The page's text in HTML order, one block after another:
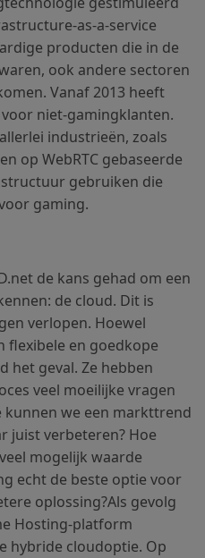
as-a-service
producten die in de
ook andere sectoren
Vanaf 2013 heeft
niet-gamingklanten.
industrieën, zoals
op WebRTC gebaseerde
gebruiken die
gaming.
de kans gehad om een
de cloud. Dit is
verlopen. Hoewel
flexibele en goedkope
het geval. Ze hebben
veel moeilijke vragen
we een markttrend
juist verbeteren? Hoe
mogelijk waarde
echt de beste optie voor
oplossing?Als gevolg
Hosting-platform
hybride cloudoptie. Op